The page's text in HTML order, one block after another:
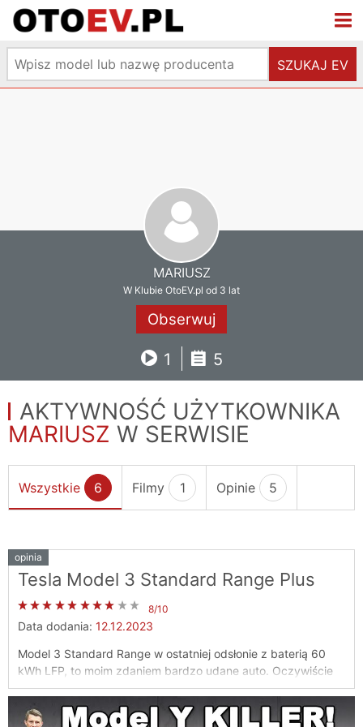
SZUKAJ EV
MARIUSZ
W Klubie OtoEV.pl od 3 lat
Obserwuj
1 5
AKTYWNOŚĆ UŻYTKOWNIKA
MARIUSZ W SERWISIE
Wszystkie 6 Filmy 1 Opinie 5
Tesla Model 3 Standard Range Plus
8/10
Data dodania: 12.12.2023
Model 3 Standard Range w ostatniej odsłonie z baterią 60
kWh LFP, to moim zdaniem bardzo udane auto. Oczywiście
jest twarde i nie każdemu to odpowiada, ale jeździ się nim
trochę jak autem sportowym. Zasięg w zimie będzie
zdecydowanie krótszy niż latem, ale tak jest w każdym aucie
opinia